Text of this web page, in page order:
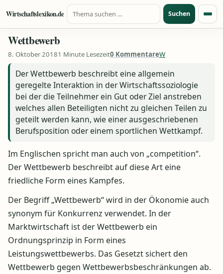
Zum Inhalt springen
Wirtschaftslexikon.de
Suche nach:
Suchen
Wettbewerb
8. Oktober 20181 Minute Lesezeit0 KommentareW
Der Wettbewerb beschreibt eine allgemein
geregelte Interaktion in der Wirtschaftssoziologie
bei der die Teilnehmer ein Gut oder Ziel anstreben
welches allen Beteiligten nicht zu gleichen Teilen zu
geteilt werden kann, wie einer ausgeschriebenen
Berufsposition oder einem sportlichen Wettkampf.
Im Englischen spricht man auch von „competition“.
Der Wettbewerb beschreibt auf diese Art eine
friedliche Form eines Kampfes.
Der Begriff „Wettbewerb“ wird in der Ökonomie auch
synonym für Konkurrenz verwendet. In der
Marktwirtschaft ist der Wettbewerb ein
Ordnungsprinzip in Form eines
Leistungswettbewerbs. Das Gesetzt sichert den
Wettbewerb gegen Wettbewerbsbeschränkungen ab.